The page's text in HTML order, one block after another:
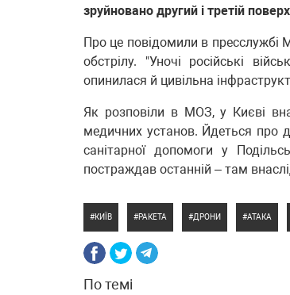
зруйновано другий і третій
Про це повідомили в пресслужбі
обстрілу. "Уночі російські
опинилася й цивільна
Як розповіли в МОЗ, у Києві
медичних установ. Йдеться про
санітарної допомоги у
постраждав останній – там
КИЇВ РАКЕТА ДРОНИ АТАКА
По темі